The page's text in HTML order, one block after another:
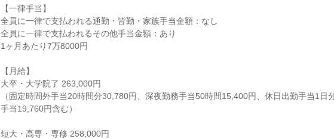
【一律手当】
全員に一律で支払われる通勤・皆勤・家族手当金額：なし
全員に一律で支払われるその他手当金額：あり
1ヶ月あたり7万8000円
【月給】
大卒・大学院了 263,000円
（固定時間外手当20時間分30,780円、深夜勤務手当50時間15,400円、休日出勤手当1日
手当19,760円含む）
短大・高専・専修 258,000円